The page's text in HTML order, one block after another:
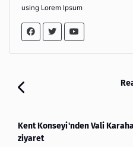
using Lorem Ipsum
Kent Konseyi'nden Vali
ziyaret